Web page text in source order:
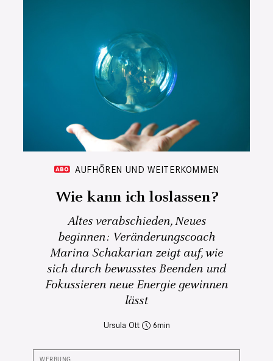
AUFHÖREN UND WEITERKOMMEN
Wie kann ich loslassen?
Altes verabschieden, Neues
beginnen: Veränderungscoach
Marina Schakarian zeigt auf, wie
sich durch bewusstes Beenden und
Fokussieren neue Energie gewinnen
lässt
Ursula Ott 6